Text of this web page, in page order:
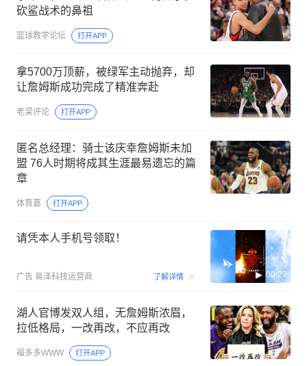
砍鲨战术的鼻祖
篮球教学论坛 打开APP
拿5700万顶薪，被绿军主动抛弃，却
让詹姆斯成功完成了精准奔赴
老梁评论 打开APP
匿名总经理：骑士该庆幸詹姆斯未加
盟 76人时期将成其生涯最易遗忘的篇
章
体育嘉 打开APP
请凭本人手机号领取！
广告 易泽科技运营商 了解详情 00:27
湖人官博发双人组，无詹姆斯浓眉，
拉低格局，一改再改，不应再改
福多多WWW 打开APP